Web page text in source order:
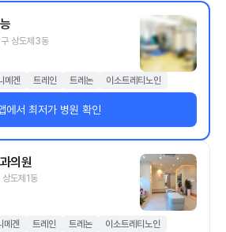
상도제3동
메겐 트레인 트레논 이소트레티노인
에서 최저가 병원 확인
의원
도제1동
메겐 트레인 트레논 이소트레티노인